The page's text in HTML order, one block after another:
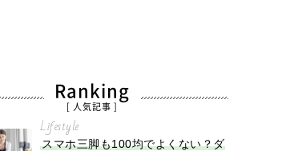
Ranking
[ 人気記事 ]
Lifestyle
スマホ三脚も100均でよくない？ダ